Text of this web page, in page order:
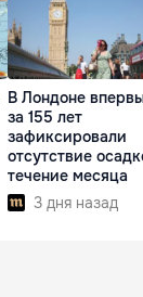
В Лондоне
за 155 лет
зафиксировали
отсутствие
течение месяца
3 дня назад